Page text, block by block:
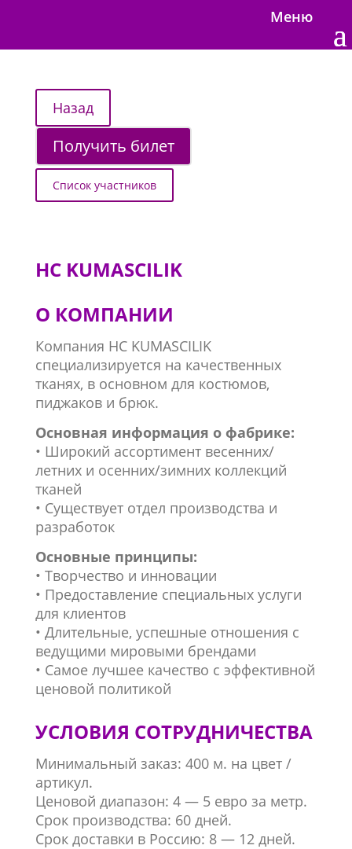
Меню
Получить билет
Список участников
HC KUMASCILIK
О КОМПАНИИ
Компания НС KUMASCILIK
специализируется на качественных
тканях, в основном для костюмов,
пиджаков и брюк.
Основная информация о фабрике:
• Широкий ассортимент весенних/
летних и осенних/зимних коллекций
тканей
• Существует отдел производства и
разработок
Основные принципы:
• Творчество и инновации
• Предоставление специальных услуги
для клиентов
• Длительные, успешные отношения с
ведущими мировыми брендами
• Самое лучшее качество с эффективной
ценовой политикой
УСЛОВИЯ СОТРУДНИЧЕСТВА
Минимальный заказ: 400 м. на цвет /
артикул.
Ценовой диапазон: 4 — 5 евро за метр.
Срок производства: 60 дней.
Срок доставки в Россию: 8 — 12 дней.